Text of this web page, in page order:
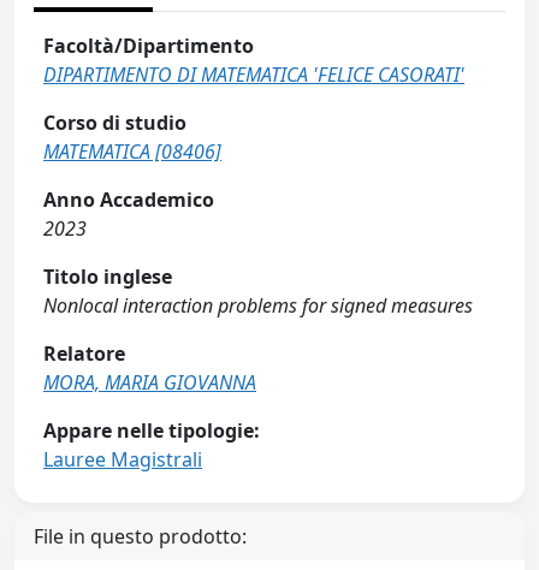
Facoltà/Dipartimento
DIPARTIMENTO DI MATEMATICA 'FELICE CASORATI'
Corso di studio
MATEMATICA [08406]
Anno Accademico
2023
Titolo inglese
Nonlocal interaction problems for signed measures
Relatore
MORA, MARIA GIOVANNA
Appare nelle tipologie:
Lauree Magistrali
File in questo prodotto: